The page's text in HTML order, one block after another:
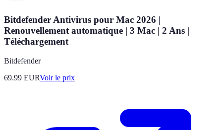
Bitdefender Antivirus pour Mac 2026 |
Renouvellement automatique | 3 Mac | 2 Ans |
Téléchargement
Bitdefender
69.99 EURVoir le prix